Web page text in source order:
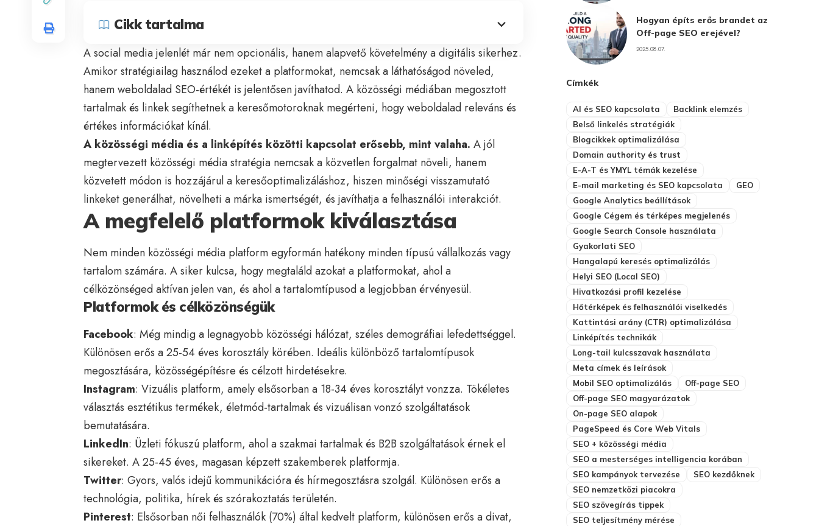
Cikk tartalma
A social media jelenlét már nem opcionális, hanem alapvető követelmény a digitális sikerhez.
Amikor stratégiailag használod ezeket a platformokat, nemcsak a láthatóságod növeled,
hanem weboldalad SEO-értékét is jelentősen javíthatod. A közösségi médiában megosztott
tartalmak és linkek segíthetnek a keresőmotoroknak megérteni, hogy weboldalad releváns és
értékes információkat kínál.
A közösségi média és a linképítés közötti kapcsolat erősebb, mint valaha. A jól
megtervezett közösségi média stratégia nemcsak a közvetlen forgalmat növeli, hanem
közvetett módon is hozzájárul a keresőoptimalizáláshoz, hiszen minőségi visszamutató
linkeket generálhat, növelheti a márka ismertségét, és javíthatja a felhasználói interakciót.
A megfelelő platformok kiválasztása
Nem minden közösségi média platform egyformán hatékony minden típusú vállalkozás vagy
tartalom számára. A siker kulcsa, hogy megtaláld azokat a platformokat, ahol a
célközönséged aktívan jelen van, és ahol a tartalomtípusod a legjobban érvényesül.
Platformok és célközönségük
Facebook: Még mindig a legnagyobb közösségi hálózat, széles demográfiai lefedettséggel.
Különösen erős a 25-54 éves korosztály körében. Ideális különböző tartalomtípusok
megosztására, közösségépítésre és célzott hirdetésekre.
Instagram: Vizuális platform, amely elsősorban a 18-34 éves korosztályt vonzza. Tökéletes
választás esztétikus termékek, életmód-tartalmak és vizuálisan vonzó szolgáltatások
bemutatására.
LinkedIn: Üzleti fókuszú platform, ahol a szakmai tartalmak és B2B szolgáltatások érnek el
sikereket. A 25-45 éves, magasan képzett szakemberek platformja.
Twitter: Gyors, valós idejű kommunikációra és hírmegosztásra szolgál. Különösen erős a
technológia, politika, hírek és szórakoztatás területén.
Pinterest: Elsősorban női felhasználók (70%) által kedvelt platform, különösen erős a divat,
Hogyan építs erős brandet az
Off-page SEO erejével?
2025.08.07.
Címkék
AI és SEO kapcsolata
Backlink elemzés
Belső linkelés stratégiák
Blogcikkek optimalizálása
Domain authority és trust
E-A-T és YMYL témák kezelése
E-mail marketing és SEO kapcsolata
GEO
Google Analytics beállítások
Google Cégem és térképes megjelenés
Google Search Console használata
Gyakorlati SEO
Hangalapú keresés optimalizálás
Helyi SEO (Local SEO)
Hivatkozási profil kezelése
Hőtérképek és felhasználói viselkedés
Kattintási arány (CTR) optimalizálása
Linképítés technikák
Long-tail kulcsszavak használata
Meta címek és leírások
Mobil SEO optimalizálás
Off-page SEO
Off-page SEO magyarázatok
On-page SEO alapok
PageSpeed és Core Web Vitals
SEO + közösségi média
SEO a mesterséges intelligencia korában
SEO kampányok tervezése
SEO kezdőknek
SEO nemzetközi piacokra
SEO szövegírás tippek
SEO teljesítmény mérése